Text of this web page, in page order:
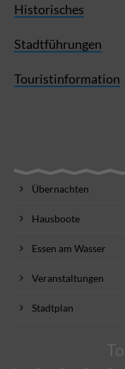
Historisches
Stadtführungen
Touristinformation
Übernachten
Hausboote
Essen am Wasser
Veranstaltungen
Stadtplan